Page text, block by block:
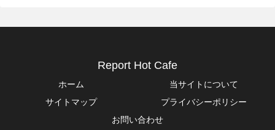
Report Hot Cafe
ホーム
当サイトについて
サイトマップ
プライバシーポリシー
お問い合わせ